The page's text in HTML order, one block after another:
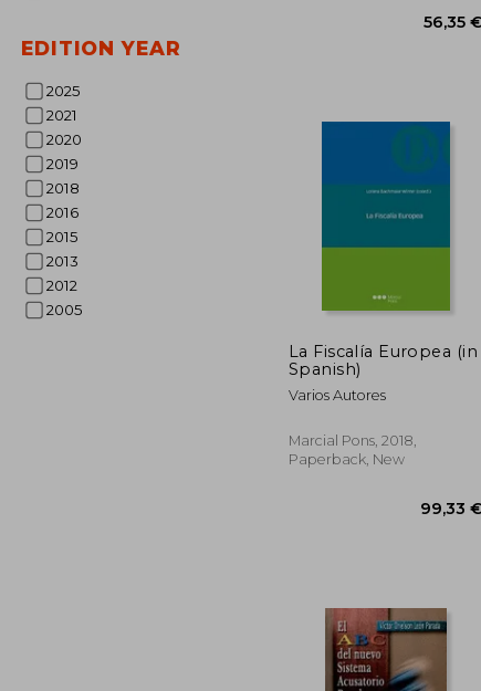
EDITION YEAR
2025
2021
2020
2019
2018
2016
2015
2013
2012
2005
La Fiscalía Europea (in
Spanish)
Varios Autores
Marcial Pons, 2018,
Paperback, New